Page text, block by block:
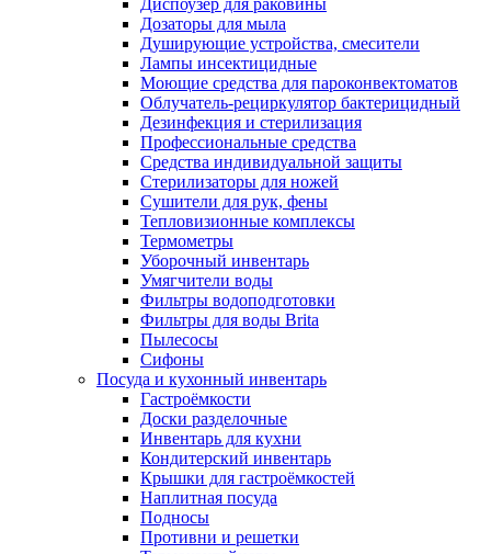
Диспоузер для раковины
Дозаторы для мыла
Душирующие устройства, смесители
Лампы инсектицидные
Моющие средства для пароконвектоматов
Облучатель-рециркулятор бактерицидный
Дезинфекция и стерилизация
Профессиональные средства
Средства индивидуальной защиты
Стерилизаторы для ножей
Сушители для рук, фены
Тепловизионные комплексы
Термометры
Уборочный инвентарь
Умягчители воды
Фильтры водоподготовки
Фильтры для воды Brita
Пылесосы
Сифоны
Посуда и кухонный инвентарь
Гастроёмкости
Доски разделочные
Инвентарь для кухни
Кондитерский инвентарь
Крышки для гастроёмкостей
Наплитная посуда
Подносы
Противни и решетки